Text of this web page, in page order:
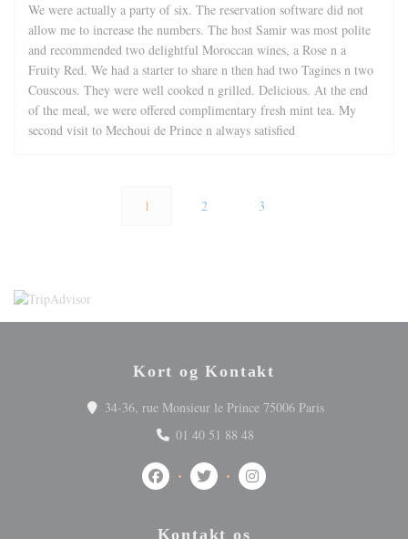
We were actually a party of six. The reservation software did not
allow me to increase the numbers. The host Samir was most polite
and recommended two delightful Moroccan wines, a Rose n a
Fruity Red. We had a starter to share n then had two Tagines n two
Couscous. They were well cooked n grilled. Delicious. At the end
of the meal, we were offered complimentary fresh mint tea. My
second visit to Mechoui de Prince n always satisfied
1 2 3
Kort og Kontakt
34-36, rue Monsieur le Prince 75006 Paris((åbner i et nyt
01 40 51 88 48
Facebook ((åbner i et nyt vindue))
Twitter ((åbner i et nyt vindue))
Instagram ((åbner i et nyt
Kontakt os